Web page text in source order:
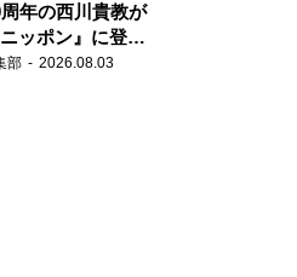
年の西川貴教が
ッポン』に登
部 2026.08.03